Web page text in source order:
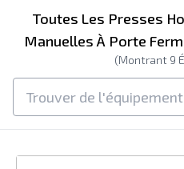
Toutes Les Presses
Manuelles À Porte
(Montrant 9